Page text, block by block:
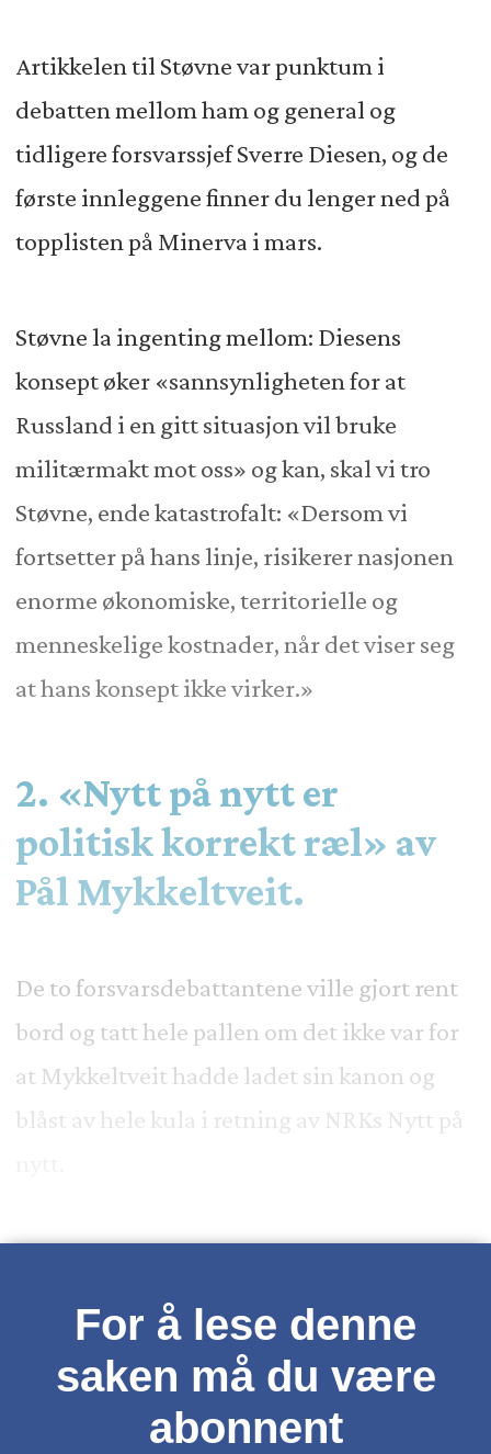
Artikkelen til Støvne var punktum i
debatten mellom ham og general og
tidligere forsvarssjef Sverre Diesen, og de
første innleggene finner du lenger ned på
topplisten på Minerva i mars.
Støvne la ingenting mellom: Diesens
konsept øker «sannsynligheten for at
Russland i en gitt situasjon vil bruke
militærmakt mot oss» og kan, skal vi tro
Støvne, ende katastrofalt: «Dersom vi
fortsetter på hans linje, risikerer nasjonen
enorme økonomiske, territorielle og
menneskelige kostnader, når det viser seg
at hans konsept ikke virker.»
2. «Nytt på nytt er
politisk korrekt ræl» av
Pål Mykkeltveit.
De to forsvarsdebattantene ville gjort rent
bord og tatt hele pallen om det ikke var for
at Mykkeltveit hadde ladet sin kanon og
blåst av hele kula i retning av NRKs Nytt på
For å lese denne
saken må du være
abonnent